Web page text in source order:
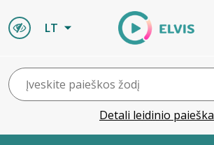
LT
Detali leidinio paieška